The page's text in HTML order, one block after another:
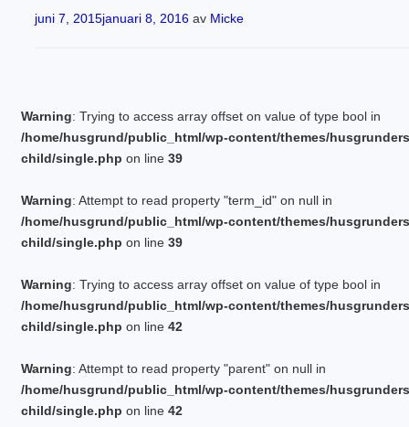
Publicerat
juni 7, 2015januari 8, 2016 av Micke
Warning: Trying to access array offset on value of type bool in
/home/husgrund/public_html/wp-content/themes/
child/single.php on line 39
Warning: Attempt to read property "term_id" on null in
/home/husgrund/public_html/wp-content/themes/
child/single.php on line 39
Warning: Trying to access array offset on value of type bool in
/home/husgrund/public_html/wp-content/themes/
child/single.php on line 42
Warning: Attempt to read property "parent" on null in
/home/husgrund/public_html/wp-content/themes/
child/single.php on line 42